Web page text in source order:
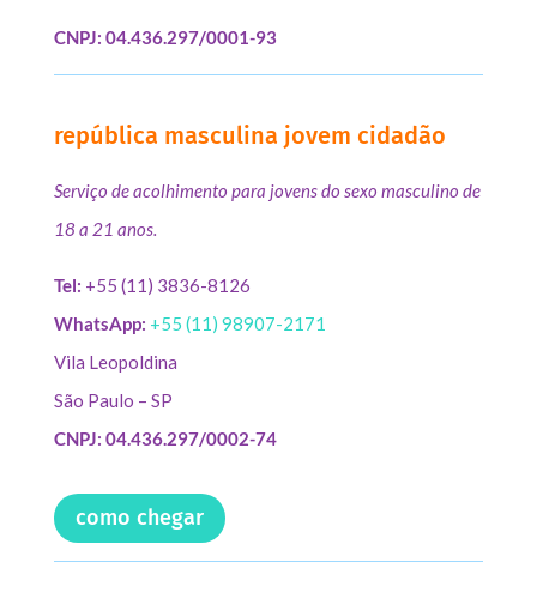
CNPJ: 04.436.297/0001-93
república masculina jovem cidadão
Serviço de acolhimento para jovens do sexo masculino de
18 a 21 anos.
Tel: +55 (11) 3836-8126
WhatsApp: +55 (11) 98907-2171
Vila Leopoldina
São Paulo – SP
CNPJ: 04.436.297/0002-74
como chegar